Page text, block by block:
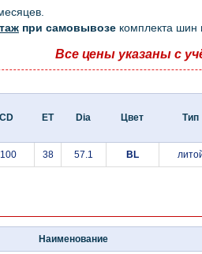
при самовывозе комплекта шин
Все цены указаны с
ET Dia Цвет Тип
38 57.1 BL
Наименование